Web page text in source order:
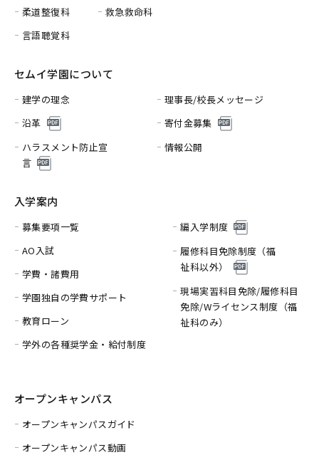
柔道整復科
言語聴覚科
救急救命科
セムイ学園について
建学の理念
理事長/校長メッセージ
沿革
寄付金募集
ハラスメント防止宣
言
情報公開
入学案内
募集要項一覧
AO入試
学費・諸費用
学園独自の学費サポート
教育ローン
学外の各種奨学金・給付制度
編入学制度
履修科目免除制度（福
祉科以外）
現場実習科目免除/履修科目
免除/Wライセンス制度（福
祉科のみ）
オープンキャンパス
オープンキャンパスガイド
オープンキャンパス動画